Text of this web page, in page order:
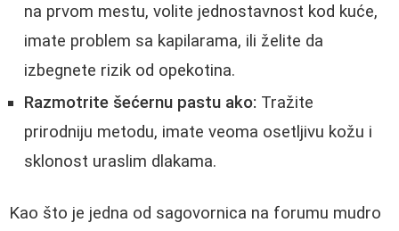
na prvom mestu, volite jednostavnost kod kuće,
imate problem sa kapilarama, ili želite da
izbegnete rizik od opekotina.
Razmotrite šećernu pastu ako: Tražite
prirodniju metodu, imate veoma osetljivu kožu i
sklonost uraslim dlakama.
Kao što je jedna od sagovornica na forumu mudro